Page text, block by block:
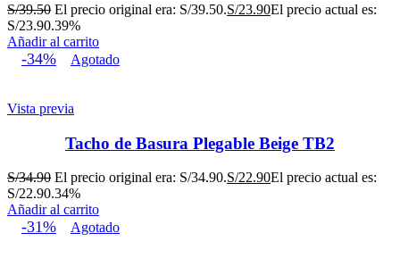
S/39.50 El precio original era: S/39.50.S/23.90El precio actual es:
S/23.90.39%
Añadir al carrito
-34% Agotado
Vista previa
Tacho de Basura Plegable Beige TB2
S/34.90 El precio original era: S/34.90.S/22.90El precio actual es:
S/22.90.34%
Añadir al carrito
-31% Agotado